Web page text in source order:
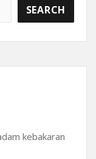
SEARCH
kebakaran